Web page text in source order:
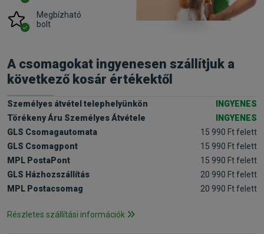
Megbízható
bolt
A csomagokat ingyenesen szállítjuk a
következő kosár értékektől
Személyes átvétel telephelyünkön
INGYENES
Törékeny Áru Személyes Átvétele
INGYENES
GLS Csomagautomata
15 990 Ft felett
GLS Csomagpont
15 990 Ft felett
MPL PostaPont
15 990 Ft felett
GLS Házhozszállítás
20 990 Ft felett
MPL Postacsomag
20 990 Ft felett
Részletes szállítási információk